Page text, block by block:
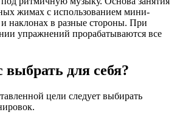
жимах с использованием мини-
наклонах в разные стороны. При
упражнений прорабатываются все
для себя?
цели следует выбирать